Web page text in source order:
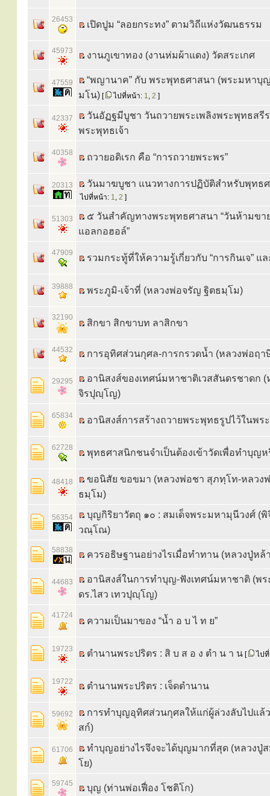
26453 เปิดปูม “ลอยกระทง” ตามวิถีแห่งวัฒนธรรม
45973 งานภูเขาทอง (งานห่มผ้าแดง) วัดสระเกศ
47559
“พญานาค” กับ พระพุทธศาสนา (พระมหา
มโน) [ ไปที่หน้า: 1, 2 ]
42337
วันอัฏฐมีบูชา วันถวายพระเพลิงพระพุทธสรี
พระพุทธเจ้า
40358 ถวายอดิเรก คือ “การถวายพระพร”
20313 วันมาฆบูชา แนวทางการปฏิบัติสำหรับพุทธ
ไปที่หน้า: 1, 2 ]
51303
๕ วันสำคัญทางพระพุทธศาสนา “วันห้ามขา
แอลกอฮอล์”
47909 รวมกระทู้ที่ให้ความรู้เกี่ยวกับ “การกินเจ” แล
39888 พระภูมิ-เจ้าที่ (หลวงพ่อจรัญ ฐิตธมฺโม)
32190
สิกขา สิกขาบท ลาสิกขา
44532 การอุทิศส่วนกุศล-การกรวดน้ำ (หลวงพ่อฤา
29295
อานิสงส์ของเทศน์มหาชาติเวสสันดรชาดก (
จิรปุญฺโญ)
65834 อานิสงส์การสร้างถวายพระพุทธรูปไว้ในพร
62728 พุทธศาสนิกชนจำเป็นต้องเข้าวัดเพื่อทำบุญห
48418
ขอนิสัย ขอขมา (หลวงพ่อชา สุภทฺโท-หลวงพ่
ธมฺโม)
56354
บุญกิริยาวัตถุ ๑๐ : สมเด็จพระมหามุนีวงศ์ (พิ
วณฺโณ)
58838 ควรอธิษฐานอย่างไรเมื่อทำทาน (หลวงปู่หล้
44683
อานิสงส์ในการทำบุญ-ฟังเทศน์มหาชาติ (พ
ดร.ไสว เทวปุญฺโญ)
41724
ความเป็นมาของ “น้ำ อ บ ไ ท ย”
19723 ตำนานพระปริตร : สิ บ ส อ ง ตำ น า น [ ไป
19722 ตำนานพระปริตร : เจ็ดตำนาน
59692
การทำบุญอุทิศส่วนกุศลให้แก่ผู้ล่วงลับไปแล้
สก์)
61706
ทำบุญอย่างไรจึงจะได้บุญมากที่สุด (หลวงปู่
โย)
59745 บุญ (ท่านพ่อเฟื่อง โชติโก)